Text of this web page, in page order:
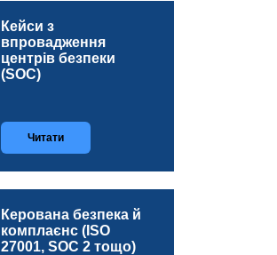
Кейси з
впровадження
центрів безпеки
(SOC)
Читати
Керована безпека й
комплаєнс (ISO
27001, SOC 2 тощо)